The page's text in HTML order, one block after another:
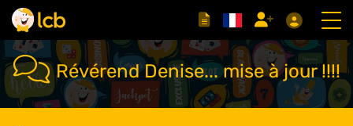
Révérend Denise... mise à jour !!!!